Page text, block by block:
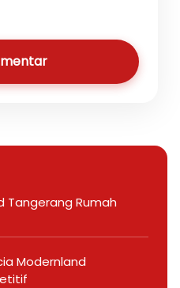
Tangerang Rumah
Modernland